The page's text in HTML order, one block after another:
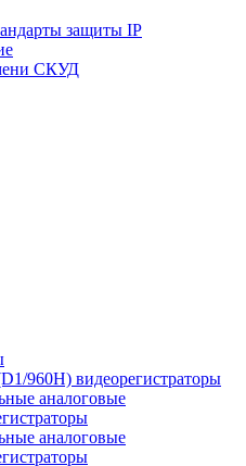
защиты IP
СКУД
960H) видеорегистраторы
аналоговые
аналоговые